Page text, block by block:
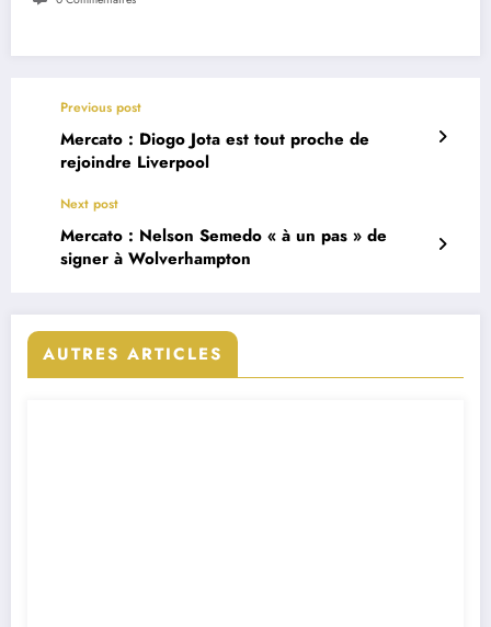
Previous post
Mercato : Diogo Jota est tout proche de
rejoindre Liverpool
Next post
Mercato : Nelson Semedo « à un pas » de
signer à Wolverhampton
AUTRES ARTICLES